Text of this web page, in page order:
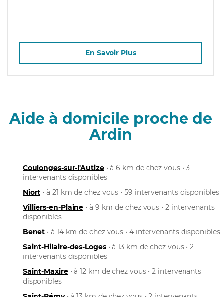
En Savoir Plus
Aide à domicile proche de
Ardin
Coulonges-sur-l'Autize • à 6 km de chez vous • 3
intervenants disponibles
Niort • à 21 km de chez vous • 59 intervenants disponibles
Villiers-en-Plaine • à 9 km de chez vous • 2 intervenants
disponibles
Benet • à 14 km de chez vous • 4 intervenants disponibles
Saint-Hilaire-des-Loges • à 13 km de chez vous • 2
intervenants disponibles
Saint-Maxire • à 12 km de chez vous • 2 intervenants
disponibles